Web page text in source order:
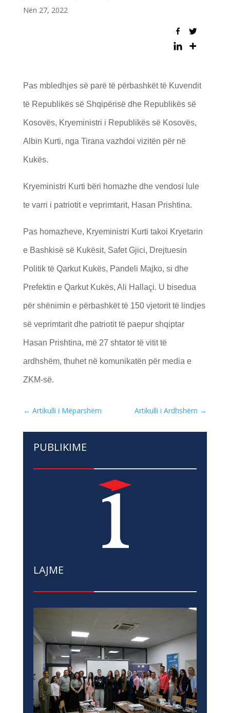
Nën 27, 2022
Pas mbledhjes së parë të përbashkët të Kuvendit
të Republikës së Shqipërisë dhe Republikës së
Kosovës, Kryeministri i Republikës së Kosovës,
Albin Kurti, nga Tirana vazhdoi vizitën për në
Kukës.
Kryeministri Kurti bëri homazhe dhe vendosi lule
te varri i patriotit e veprimtarit, Hasan Prishtina.
Pas homazheve, Kryeministri Kurti takoi Kryetarin
e Bashkisë së Kukësit, Safet Gjici, Drejtuesin
Politik të Qarkut Kukës, Pandeli Majko, si dhe
Prefektin e Qarkut Kukës, Ali Hallaçi. U bisedua
për shënimin e përbashkët të 150 vjetorit të lindjes
së veprimtarit dhe patriotit të paepur shqiptar
Hasan Prishtina, më 27 shtator të vitit të
ardhshëm, thuhet në komunikatën për media e
ZKM-së.
← Artikulli i Mëparshëm Artikulli i Ardhshëm →
PUBLIKIME
LAJME